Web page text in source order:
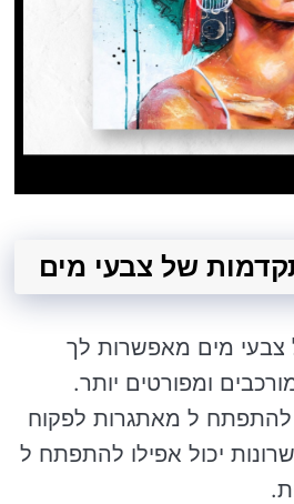
מים מאפשרות לך
ומפורטים יותר.
להתפתח ל מאתגרות לפקוח
יכול אפילו להתפתח ל